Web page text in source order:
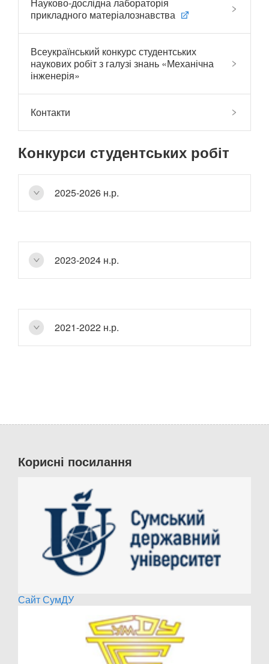
прикладного матеріалознавства
Всеукраїнський конкурс студентських
наукових робіт з галузі знань «Механічна
інженерія»
Контакти
Конкурси студентських робіт
2025-2026 н.р.
знань і спеціальностей
2023-2024 н.р.
професійного творчого конкурсу
2021-2022 н.р.
інженерія»проводиться з метою підтримки
науково-дослідної роботи, творчого
піднесення студентів технічних ЗВО України.
Корисні посилання
Сайт СумДУ